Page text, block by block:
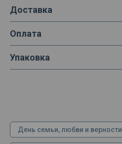
Доставка
Оплата
Упаковка
День семьи, любви и верности